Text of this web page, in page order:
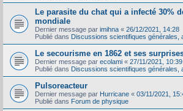
Le parasite du chat qui a infecté 30%
mondiale
Dernier message par imihna « 26/12/2021, 14:28
Publié dans Discussions scientifiques générales,
Le secourisme en 1862 et ses
Dernier message par ecolami « 27/11/2021, 10:39
Publié dans Discussions scientifiques générales,
Pulsoreacteur
Dernier message par Hurricane « 03/11/2021,
Publié dans Forum de physique